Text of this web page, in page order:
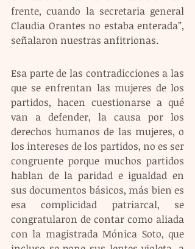
frente, cuando la secretaria general
Claudia Orantes no estaba enterada”,
señalaron nuestras anfitrionas.
Esa parte de las contradicciones a las
que se enfrentan las mujeres de los
partidos, hacen cuestionarse a qué
van a defender, la causa por los
derechos humanos de las mujeres, o
los intereses de los partidos, no es ser
congruente porque muchos partidos
hablan de la paridad e igualdad en
sus documentos básicos, más bien es
esa complicidad patriarcal, se
congratularon de contar como aliada
con la magistrada Mónica Soto, que